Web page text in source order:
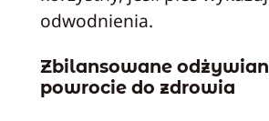
odwodnienia.
Zbilansowane
powrocie do zdrowia